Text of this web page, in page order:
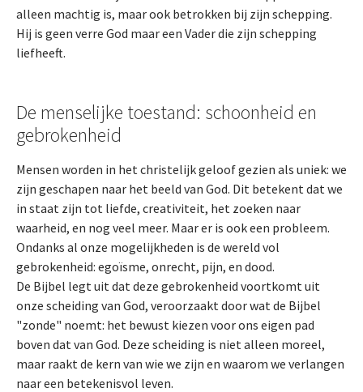
alleen machtig is, maar ook betrokken bij zijn schepping.
Hij is geen verre God maar een Vader die zijn schepping
liefheeft.
De menselijke toestand: schoonheid en
gebrokenheid
Mensen worden in het christelijk geloof gezien als uniek: we
zijn geschapen naar het beeld van God. Dit betekent dat we
in staat zijn tot liefde, creativiteit, het zoeken naar
waarheid, en nog veel meer. Maar er is ook een probleem.
Ondanks al onze mogelijkheden is de wereld vol
gebrokenheid: egoïsme, onrecht, pijn, en dood.
De Bijbel legt uit dat deze gebrokenheid voortkomt uit
onze scheiding van God, veroorzaakt door wat de Bijbel
"zonde" noemt: het bewust kiezen voor ons eigen pad
boven dat van God. Deze scheiding is niet alleen moreel,
maar raakt de kern van wie we zijn en waarom we verlangen
naar een betekenisvol leven.